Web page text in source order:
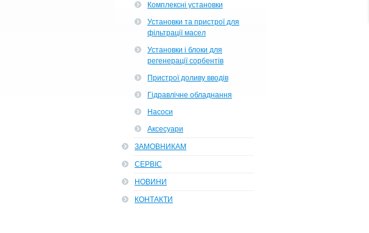
Комплексні установки
Установки та пристрої для
фільтрації масел
Установки і блоки для
регенерації сорбентів
Пристрої доливу вводів
Гідравлічне обладнання
Насоси
Аксесуари
ЗАМОВНИКАМ
СЕРВІС
НОВИНИ
КОНТАКТИ